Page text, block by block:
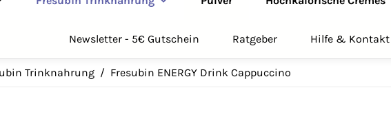
Newsletter - 5€ Gutschein Ratgeber Hilfe & Kontakt
Trinknahrung Fresubin ENERGY Drink Cappuccino